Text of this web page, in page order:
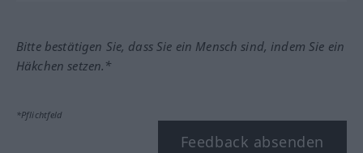
Bitte bestätigen Sie, dass Sie ein Mensch sind, indem Sie ein
Häkchen setzen.*
*Pflichtfeld
Feedback absenden